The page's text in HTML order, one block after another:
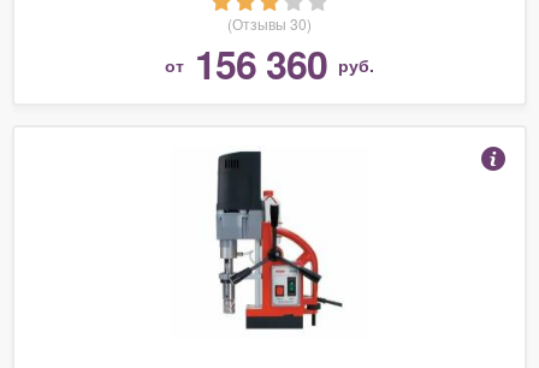
(Отзывы 30)
от 156 360 руб.